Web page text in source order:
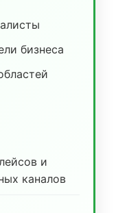
бизнеса
и
каналов